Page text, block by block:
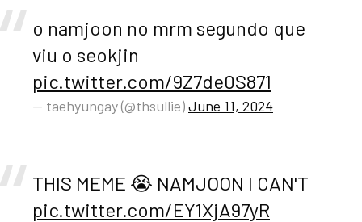
o namjoon no mrm segundo que
viu o seokjin
pic.twitter.com/9Z7de0S871
— taehyungay (@thsullie)June 11, 2024
THIS MEME 😭 NAMJOON I CAN'T
pic.twitter.com/EY1XjA97yR